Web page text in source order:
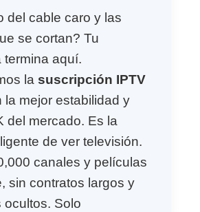
del cable caro y las
se cortan? Tu
termina aquí.
lasuscripción IPTV
la mejor estabilidad y
del mercado. Es la
de ver televisión.
canales y películas
sin contratos largos y
ocultos. Solo